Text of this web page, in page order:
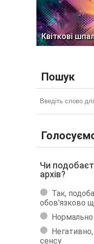
Квіткові
Пошук
Чи
архів?
Так,
обов'язково
сенсу